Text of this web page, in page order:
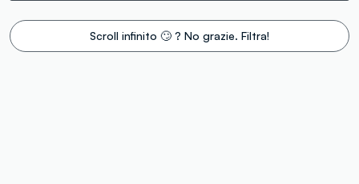
Scroll infinito 🙄 ? No grazie. Filtra!